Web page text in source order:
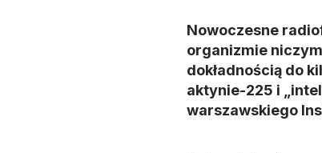
Nowoczesne
organizmie
dokładnością do
aktynie-225 i
warszawskiego